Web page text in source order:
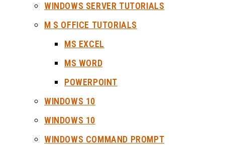
WINDOWS SERVER TUTORIALS
M S OFFICE TUTORIALS
MS EXCEL
MS WORD
POWERPOINT
WINDOWS 10
WINDOWS 10
WINDOWS COMMAND PROMPT